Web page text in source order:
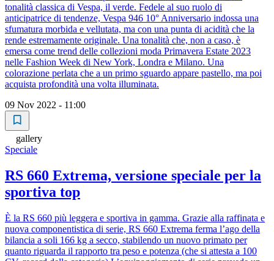
tonalità classica di Vespa, il verde. Fedele al suo ruolo di
anticipatrice di tendenze, Vespa 946 10° Anniversario indossa una
sfumatura morbida e vellutata, ma con una punta di acidità che la
rende estremamente originale. Una tonalità che, non a caso, è
emersa come trend delle collezioni moda Primavera Estate 2023
nelle Fashion Week di New York, Londra e Milano. Una
colorazione perlata che a un primo sguardo appare pastello, ma poi
acquista profondità una volta illuminata.
09 Nov 2022 - 11:00
gallery
Speciale
RS 660 Extrema, versione speciale per la
sportiva top
È la RS 660 più leggera e sportiva in gamma. Grazie alla raffinata e
nuova componentistica di serie, RS 660 Extrema ferma l’ago della
bilancia a soli 166 kg a secco, stabilendo un nuovo primato per
quanto riguarda il rapporto tra peso e potenza (che si attesta a 100